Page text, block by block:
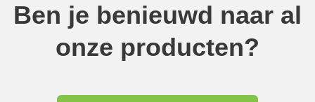
Ben je benieuwd naar al
onze producten?